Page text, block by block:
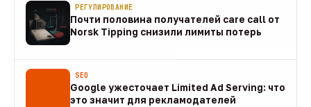
РЕГУЛИРОВАНИЕ
Почти половина получателей care call от
Norsk Tipping снизили лимиты потерь
SEO
Google ужесточает Limited Ad Serving: что
это значит для рекламодателей